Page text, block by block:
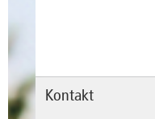
Kontakt